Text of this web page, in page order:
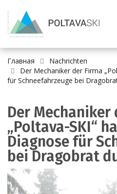
Главная
Nachrichten
Der Mechaniker der Firma
für Schneefahrzeuge bei
Der Mechaniker
„Poltava-SKI“
Diagnose für
bei Dragobrat